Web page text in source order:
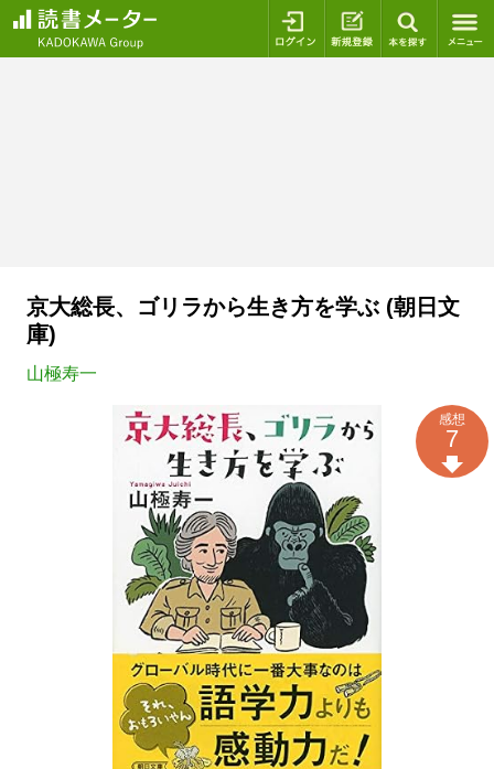
ログイン 新規登録
京大総長、ゴリラから生き方を学ぶ (朝日文
庫)
山極寿一
感想
7